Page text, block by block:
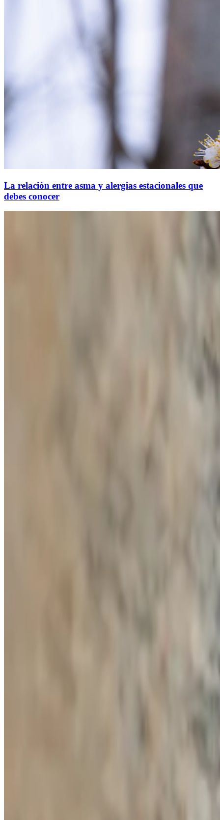
La relación entre asma y alergias estacionales que
debes conocer